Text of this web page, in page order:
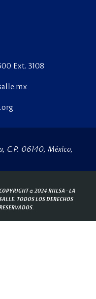
Ext. 3108
C.P. 06140, México,
© 2024 RIILSA -LA
TODOS LOS DERECHOS